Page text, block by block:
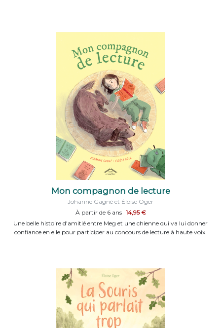
Mon compagnon de lecture
Johanne Gagné et Éloïse Oger
À partir de 6 ans 14,95 €
Une belle histoire d'amitié entre Meg et une chienne qui va lui donner
confiance en elle pour participer au concours de lecture à haute voix.